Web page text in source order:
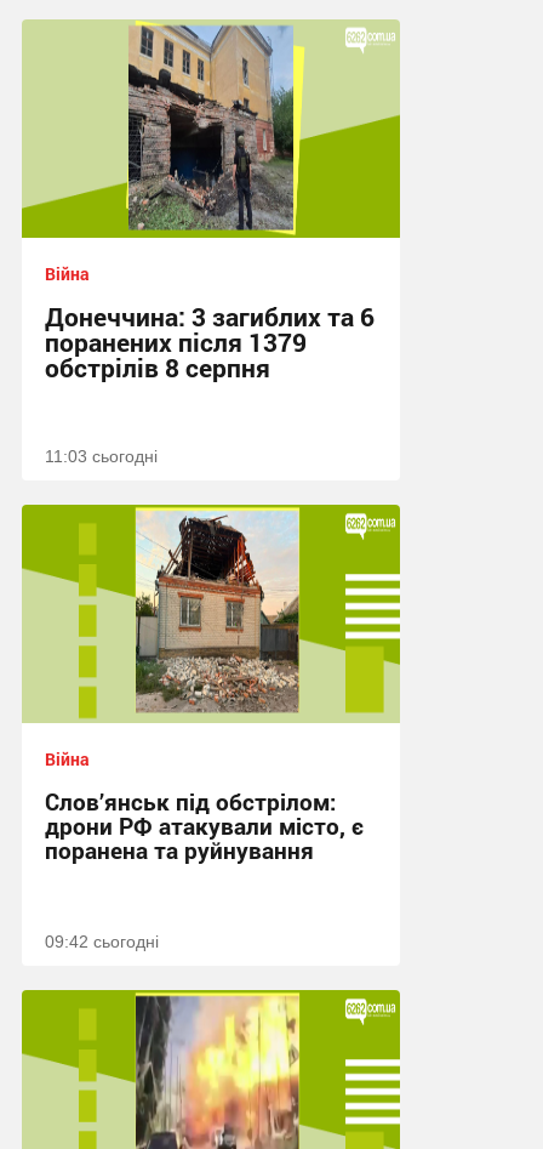
Війна
Донеччина: 3 загиблих та 6
поранених після 1379
обстрілів 8 серпня
11:03 сьогодні
Війна
Слов’янськ під обстрілом:
дрони РФ атакували місто, є
поранена та руйнування
09:42 сьогодні